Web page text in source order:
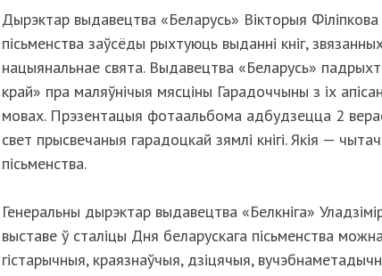
Дырэктар выдавецтва «Беларусь» Вікторыя
пісьменства заўсёды рыхтуюць выданні кніг,
нацыянальнае свята. Выдавецтва «Беларусь»
край» пра маляўнічыя мясціны Гарадоччыны з іх
мовах. Прэзентацыя фотаальбома адбудзецца 2
свет прысвечаныя гарадоцкай зямлі кнігі. Якія —
пісьменства.
Генеральны дырэктар выдавецтва «Белкніга»
выставе ў сталіцы Дня беларускага пісьменства
гістарычныя, краязнаўчыя, дзіцячыя,